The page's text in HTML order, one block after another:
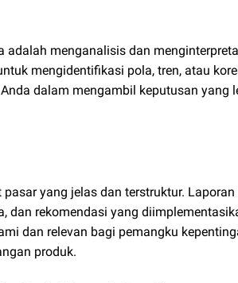
menganalisis dan
mengidentifikasi pola, tren, atau
dalam mengambil keputusan yang
yang jelas dan terstruktur.
dan rekomendasi yang
dan relevan bagi pemangku
produk.